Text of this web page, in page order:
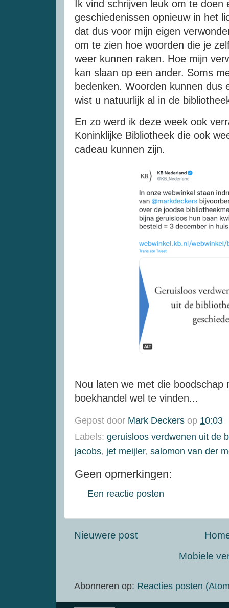
Ik vind schrijven leuk om te doen
geschiedenissen opnieuw in het
dat dus voor mijn eigen
om te zien hoe woorden die je
weer kunnen raken. Hoe mijn
kan slaan op een ander. Soms
bedenken. Woorden kunnen
wist u natuurlijk al in de
En zo werd ik deze week ook
Koninklijke Bibliotheek die ook
cadeau kunnen zijn.
Nou laten we met die boodschap
boekhandel wel te vinden...
Gepost door Mark Deckers op 10:03
Labels: geruisloos verdwenen uit de
jacobs, jet meijler, salomon van der
Geen opmerkingen:
Een reactie posten
Nieuwere post
Mobiele
Abonneren op: Reacties posten